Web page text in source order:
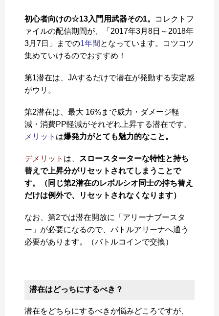
初心者向けの☆13入門用武器その1。
コレクトフ
ァイルの配信期間が、「2017年3月8日～2018年
3月7日」までの1年間 となっています。コツコツ
集めていけるのでおすすめ！
第1潜在は、JAするだけで潜在が発動する安定感
がウリ。
第2潜在は、最大 16%まで威力・ダメージ軽
減・消費PP軽減がそれぞれ上昇する潜在です。
メリット は爆発力がとても魅力的なこと。
デメリット は、
スロースターターな特性と持ち
替えで上昇分がリセットされてしまうことで
す。（同じ第2潜在のレボルシオ同士の持ち替え
だけは例外で、リセットされなくなります）
なお、第2では潜在開放に「アリーナブースタ
ー」が必要になるので、バトルアリーナへ通う
必要があります。（バトルコインで交換）
潜在はどっちにするべき？
潜在をどちらにするべきか悩みどころですが、